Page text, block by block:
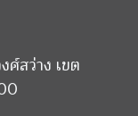
ศ์สว่าง เขต